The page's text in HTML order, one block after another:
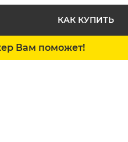
КАК КУПИТЬ
Вам поможет!